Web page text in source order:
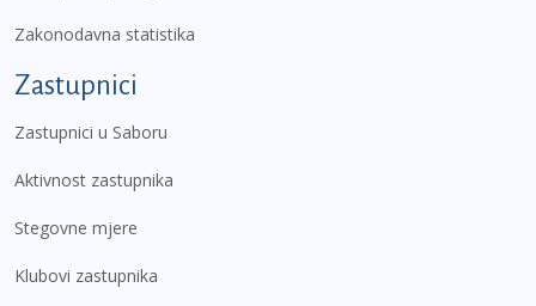
Zakonodavna statistika
Zastupnici
Zastupnici u Saboru
Aktivnost zastupnika
Stegovne mjere
Klubovi zastupnika